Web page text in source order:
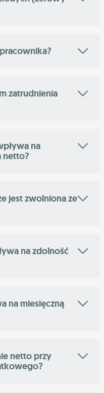
zatrudnienia
na
netto?
jest zwolniona ze
na zdolność
na miesięczną
netto przy